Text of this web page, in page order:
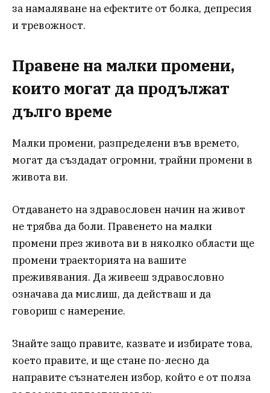
за намаляване на ефектите от болка, депресия
и тревожност.
Правене на малки промени,
които могат да продължат
дълго време
Малки промени, разпределени във времето,
могат да създадат огромни, трайни промени в
живота ви.
Отдаването на здравословен начин на живот
не трябва да боли. Правенето на малки
промени през живота ви в няколко области ще
промени траекторията на вашите
преживявания. Да живееш здравословно
означава да мислиш, да действаш и да
говориш с намерение.
Знайте защо правите, казвате и избирате това,
което правите, и ще стане по-лесно да
направите съзнателен избор, който е от полза